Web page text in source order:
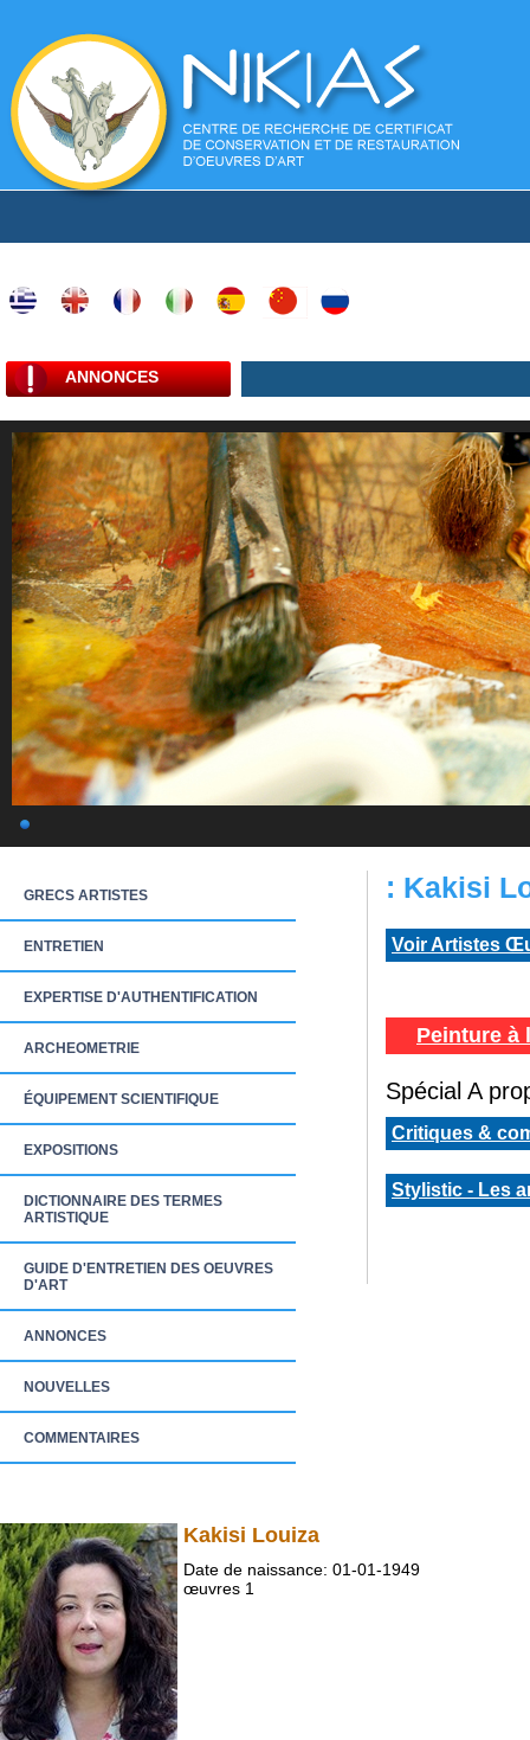
ANNONCES
GRECS ARTISTES
ENTRETIEN
EXPERTISE D'AUTHENTIFICATION
ARCHEOMETRIE
ÉQUIPEMENT SCIENTIFIQUE
EXPOSITIONS
DICTIONNAIRE DES TERMES
ARTISTIQUE
GUIDE D'ENTRETIEN DES OEUVRES
D'ART
ANNONCES
NOUVELLES
COMMENTAIRES
: Kakisi
Voir Artistes
Peinture à
Spécial A
Critiques &
Stylistic - Les
Kakisi Louiza
Date de naissance: 01-01-1949
œuvres 1